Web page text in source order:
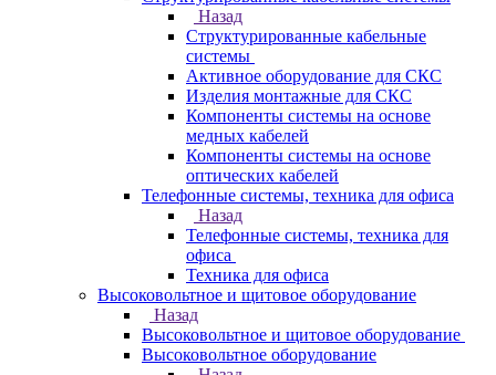
Назад
Структурированные кабельные
системы
Активное оборудование для СКС
Изделия монтажные для СКС
Компоненты системы на основе
медных кабелей
Компоненты системы на основе
оптических кабелей
Телефонные системы, техника для офиса
Назад
Телефонные системы, техника для
офиса
Техника для офиса
Высоковольтное и щитовое оборудование
Назад
Высоковольтное и щитовое оборудование
Высоковольтное оборудование